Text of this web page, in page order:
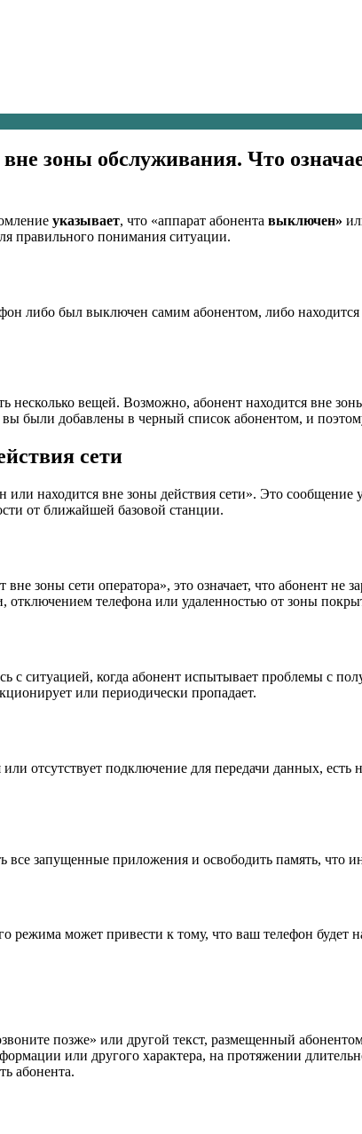
зоны обслуживания. Что
указывает, что «аппарат абонента выключен»
правильного понимания ситуации.
либо был выключен самим абонентом, либо
несколько вещей. Возможно, абонент находится вне
были добавлены в черный список абонентом, и
сети
находится вне зоны действия сети». Это сообщение
от ближайшей базовой станции.
зоны сети оператора», это означает, что абонент не
телефона или удаленностью от зоны
с ситуацией, когда абонент испытывает проблемы с
или периодически пропадает.
отсутствует подключение для передачи данных, есть
запущенные приложения и освободить память, что
может привести к тому, что ваш телефон будет
позже» или другой текст, размещенный
или другого характера, на протяжении
абонента.